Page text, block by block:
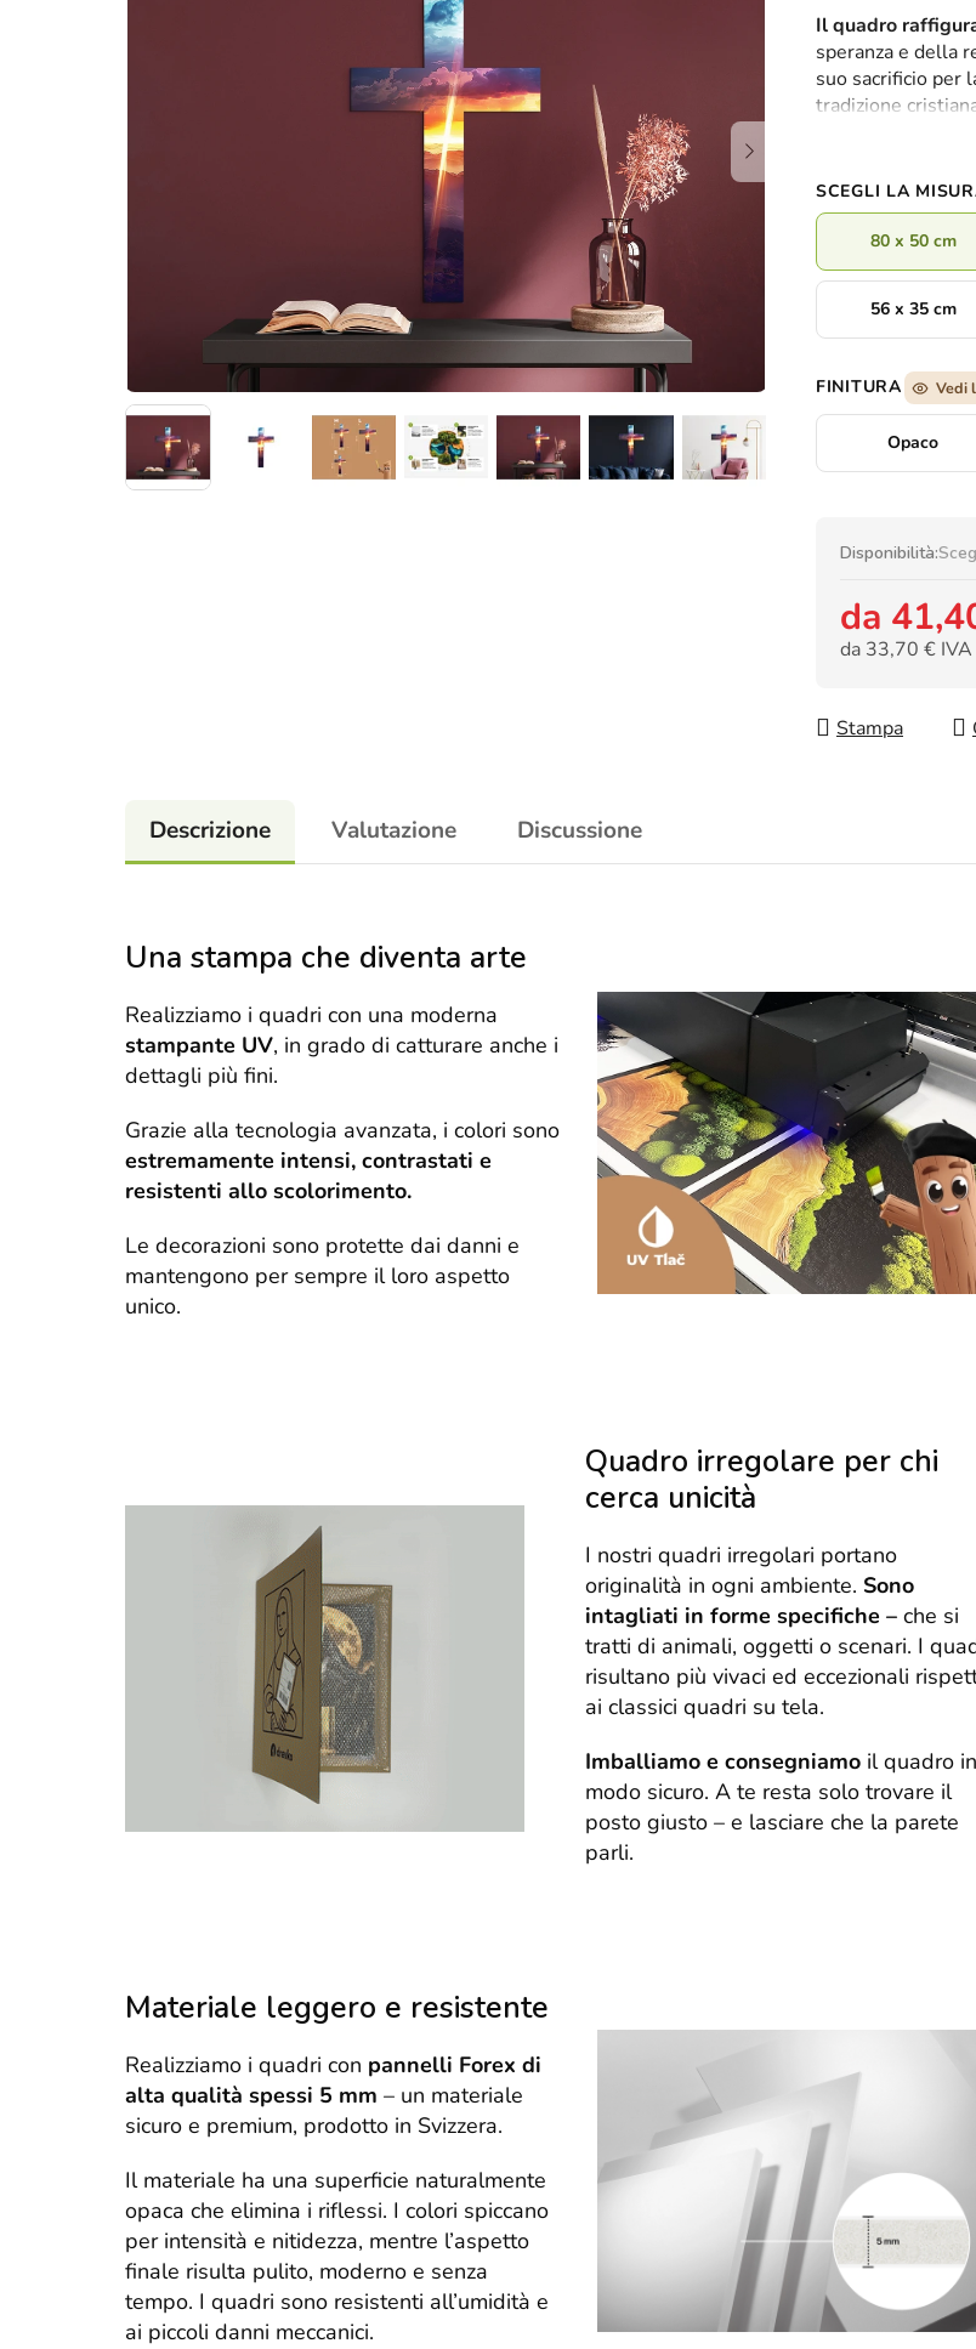
media
del
prodotto
è
5
stelle.
Il quadro
speranza e della
suo sacrificio per
tradizione
vita, di dolore e
chiese, negli
costante ricordo
SCEGLI LA
80 x 50 cm
56 x 35 cm
FINITURA Vedi
Opaco
Disponibilità:
da
da 33,70 €
Stampa
Descrizione Valutazione Discussione
Una stampa che diventa arte
Realizziamo i quadri con una moderna
stampante UV, in grado di catturare anche i
dettagli più fini.
Grazie alla tecnologia avanzata, i colori sono
estremamente intensi, contrastati e
resistenti allo scolorimento.
Le decorazioni sono protette dai danni e
mantengono per sempre il loro aspetto
unico.
Quadro irregolare per chi
cerca unicità
I nostri quadri irregolari portano
originalità in ogni ambiente. Sono
intagliati in forme specifiche – che si
tratti di animali, oggetti o scenari. I
risultano più vivaci ed eccezionali
ai classici quadri su tela.
Imballiamo e consegniamo il quadro in
modo sicuro. A te resta solo trovare il
posto giusto – e lasciare che la parete
parli.
Materiale leggero e resistente
Realizziamo i quadri con pannelli Forex di
alta qualità spessi 5 mm – un materiale
sicuro e premium, prodotto in Svizzera.
Il materiale ha una superficie naturalmente
opaca che elimina i riflessi. I colori spiccano
per intensità e nitidezza, mentre l’aspetto
finale risulta pulito, moderno e senza
tempo. I quadri sono resistenti all’umidità e
ai piccoli danni meccanici.